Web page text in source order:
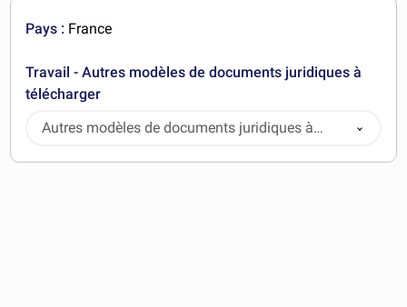
Pays : France
Travail - Autres modèles de documents juridiques à
télécharger
Autres modèles de documents juridiques à
télécharger